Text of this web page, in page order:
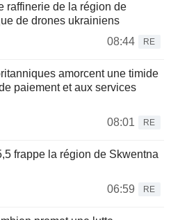
raffinerie de la région de
de drones ukrainiens
08:44
RE
amorcent une timide
paiement et aux services
08:01
RE
frappe la région de Skwentna
06:59
RE